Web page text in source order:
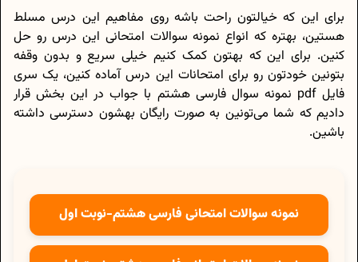
برای این که خیالتون راحت باشه روی مفاهیم این درس مسلط
هستین، بهتره که انواع نمونه سوالات امتحانی این درس رو حل
کنین. برای این که بهتون کمک کنیم خیلی سریع و بدون وقفه
بتونین خودتون رو برای امتحانات این درس آماده کنین، یک سری
فایل pdf نمونه سوال فارسی هشتم با جواب در این بخش قرار
دادیم که شما می‌تونین به صورت رایگان بهشون دسترسی داشته
باشین.
نمونه سوالات امتحانی فارسی هشتم-نوبت اول